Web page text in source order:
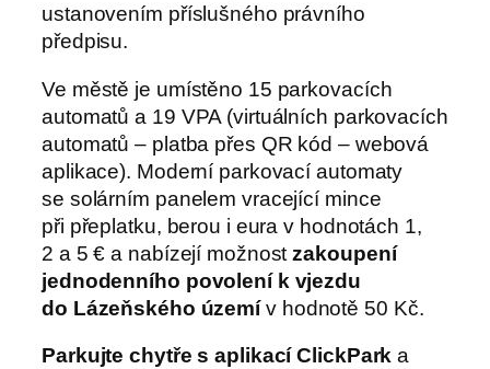
ustanovením příslušného právního
předpisu.
Ve městě je umístěno 15 parkovacích
automatů a 19 VPA (virtuálních parkovacích
automatů – platba přes QR kód – webová
aplikace). Moderní parkovací automaty
se solárním panelem vracející mince
při přeplatku, berou i eura v hodnotách 1,
2 a 5 € a nabízejí možnostzakoupení
jednodenního povolení k vjezdu
do Lázeňského územív hodnotě 50 Kč.
Parkujte chytře s aplikací ClickPark a